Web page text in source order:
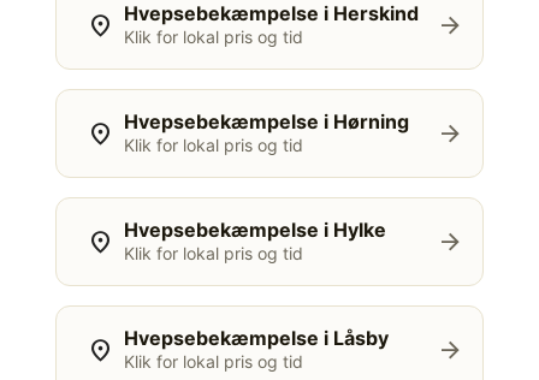
location_on Hvepsebekæmpelse i Herskind
Klik for lokal pris og tid arrow_forward
location_on Hvepsebekæmpelse i Hørning
Klik for lokal pris og tid arrow_forward
location_on Hvepsebekæmpelse i Hylke
Klik for lokal pris og tid arrow_forward
location_on Hvepsebekæmpelse i Låsby
Klik for lokal pris og tid arrow_forward